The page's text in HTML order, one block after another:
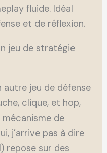
fluide. Idéal
et de réflexion.
jeu de stratégie
autre jeu de défense
clique, et hop,
mécanisme de
j’arrive pas à dire
repose sur des